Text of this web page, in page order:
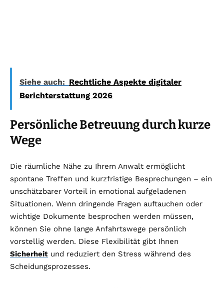
Siehe auch: Rechtliche Aspekte digitaler
Berichterstattung 2026
Persönliche Betreuung durch kurze
Wege
Die räumliche Nähe zu Ihrem Anwalt ermöglicht
spontane Treffen und kurzfristige Besprechungen – ein
unschätzbarer Vorteil in emotional aufgeladenen
Situationen. Wenn dringende Fragen auftauchen oder
wichtige Dokumente besprochen werden müssen,
können Sie ohne lange Anfahrtswege persönlich
vorstellig werden. Diese Flexibilität gibt Ihnen
Sicherheit und reduziert den Stress während des
Scheidungsprozesses.